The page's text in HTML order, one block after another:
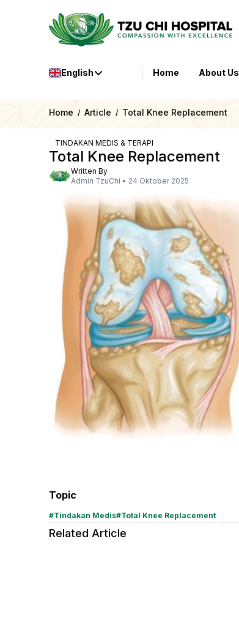
English Home About Us
Home / Article / Total Knee Replacement
TINDAKAN MEDIS & TERAPI
Total Knee Replacement
Written By
Admin TzuChi • 24 Oktober 2025
Topic
#Tindakan Medis#Total Knee Replacement
Related Article